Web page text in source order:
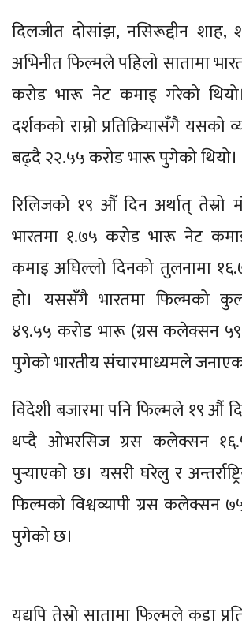
दिलजीत दोसांझ, नसिरूद्दीन शाह,
अभिनीत फिल्मले पहिलो सातामा
करोड भारू नेट कमाइ गरेको थियो।
दर्शकको राम्रो प्रतिक्रियासँगै यसको
बढ्दै २२.५५ करोड भारू पुगेको थियो।
रिलिजको १९ औँ दिन अर्थात् तेस्रो
भारतमा १.७५ करोड भारू नेट
कमाइ अघिल्लो दिनको तुलनामा
हो। यससँगै भारतमा फिल्मको
४९.५५ करोड भारू (ग्रस कलेक्सन
पुगेको भारतीय संचारमाध्यमले
विदेशी बजारमा पनि फिल्मले १९ औं
थप्दै ओभरसिज ग्रस कलेक्सन
पुर्‍याएको छ। यसरी घरेलु र
फिल्मको विश्वव्यापी ग्रस कलेक्सन
पुगेको छ।
यद्यपि तेस्रो सातामा फिल्मले कडा